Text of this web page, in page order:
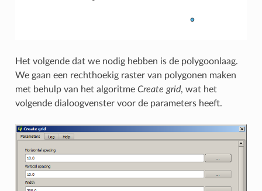
Het volgende dat we nodig hebben is de polygoonlaag.
We gaan een rechthoekig raster van polygonen maken
met behulp van het algoritme Create grid, wat het
volgende dialoogvenster voor de parameters heeft.